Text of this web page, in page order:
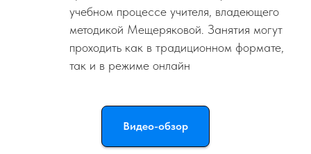
учебном процессе учителя, владеющего
методикой Мещеряковой. Занятия могут
проходить как в традиционном формате,
так и в режиме онлайн
Видео-обзор